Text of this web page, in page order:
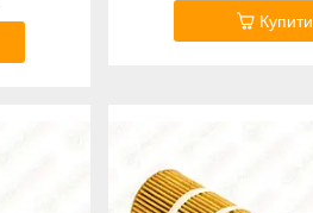
Купити